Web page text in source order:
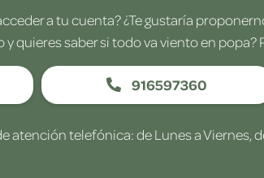
a tu cuenta? ¿Te gustaría
y quieres saber si todo va viento en
916597360
atención telefónica: de Lunes a Viernes,